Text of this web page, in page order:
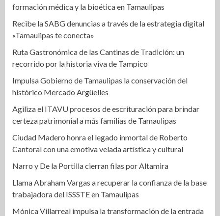
formación médica y la bioética en Tamaulipas
Recibe la SABG denuncias a través de la estrategia digital
«Tamaulipas te conecta»
Ruta Gastronómica de las Cantinas de Tradición: un
recorrido por la historia viva de Tampico
Impulsa Gobierno de Tamaulipas la conservación del
histórico Mercado Argüelles
Agiliza el ITAVU procesos de escrituración para brindar
certeza patrimonial a más familias de Tamaulipas
Ciudad Madero honra el legado inmortal de Roberto
Cantoral con una emotiva velada artística y cultural
Narro y De la Portilla cierran filas por Altamira
Llama Abraham Vargas a recuperar la confianza de la base
trabajadora del ISSSTE en Tamaulipas
Mónica Villarreal impulsa la transformación de la entrada